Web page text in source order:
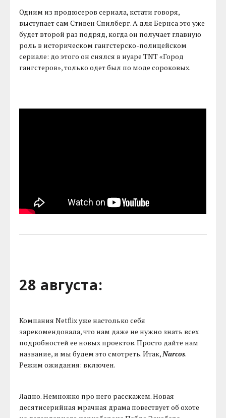
Одним из продюсеров сериала, кстати говоря,
выступает сам Стивен Спилберг. А для Бернса это уже
будет второй раз подряд, когда он получает главную
роль в историческом гангстерско-полицейском
сериале: до этого он снялся в нуаре TNT «Город
гангстеров», только одет был по моде сороковых.
28 августа:
Компания Netflix уже настолько себя
зарекомендовала, что нам даже не нужно знать всех
подробностей ее новых проектов. Просто дайте нам
название, и мы будем это смотреть. Итак,Narcos.
Режим ожидания: включен.
Ладно. Немножко про него расскажем. Новая
десятисерийная мрачная драма повествует об охоте